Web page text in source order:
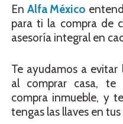
En Alfa México
para ti la compra de
asesoría integral en
Te ayudamos a evitar
al comprar casa, te
compra inmueble, y
tengas las llaves en